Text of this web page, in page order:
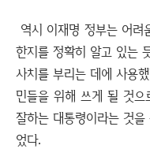
역시 이재명 정부는 어려
한지를 정확히 알고 있는
사치를 부리는 데에 사용
민들을 위해 쓰게 될 것
잘하는 대통령이라는 것
었다.